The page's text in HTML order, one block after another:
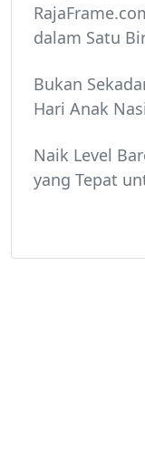
dalam Satu
Bukan
Hari Anak
Naik Level
yang Tepat